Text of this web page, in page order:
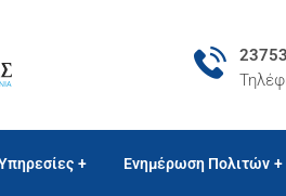
Ενημέρωση Πολιτών